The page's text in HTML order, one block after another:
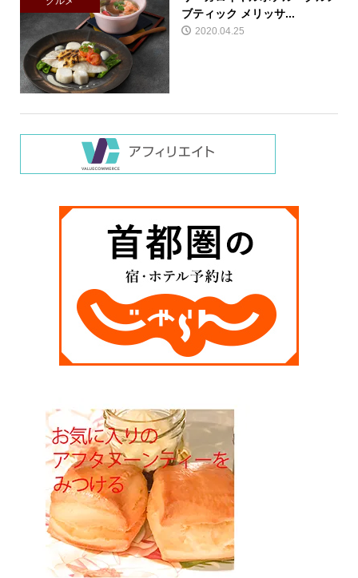
ブティック メリッサ...
2020.04.25